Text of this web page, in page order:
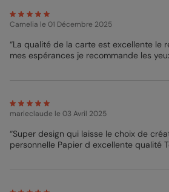
Camelia le 01 Décembre 2025
“La qualité de la carte est excellente le
mes espérances je recommande les
marieclaude le 03 Avril 2025
“Super design qui laisse le choix de
personnelle Papier d excellente